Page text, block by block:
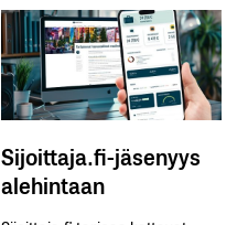
Sijoittaja.fi-jäsenyys
alehintaan